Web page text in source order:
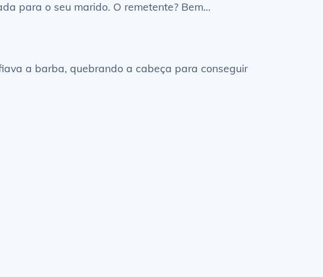
para o seu marido. O remetente? Bem…
a barba, quebrando a cabeça para conseguir